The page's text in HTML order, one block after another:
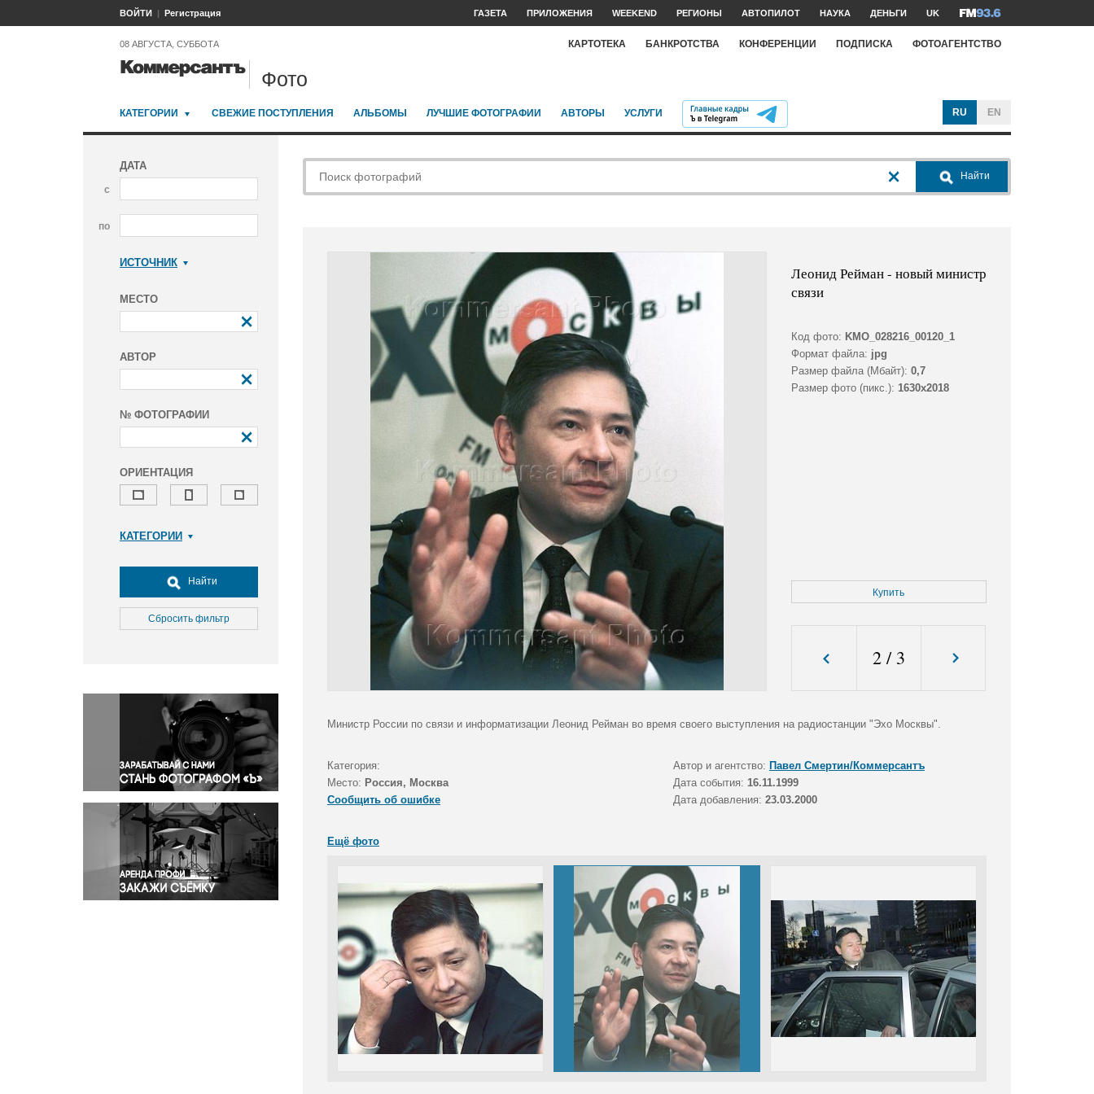
ВОЙТИ Регистрация ГАЗЕТА ПРИЛОЖЕНИЯ WEEKEND РЕГИОНЫ АВТОПИЛОТ НАУКА ДЕНЬГИ UK
08 АВГУСТА, СУББОТА КАРТОТЕКА БАНКРОТСТВА КОНФЕРЕНЦИИ ПОДПИСКА ФОТОАГЕНТСТВО
Фото
КАТЕГОРИИ СВЕЖИЕ ПОСТУПЛЕНИЯ АЛЬБОМЫ ЛУЧШИЕ ФОТОГРАФИИ АВТОРЫ УСЛУГИ RU EN
ДАТА
с
по
ИСТОЧНИК
МЕСТО
АВТОР
№ ФОТОГРАФИИ
ОРИЕНТАЦИЯ
КАТЕГОРИИ
Досуг, туризм и отдых
Культура
Медицина
Окружающая среда
Политика
Правосудие
Происшествия и конфликты
Религия
Светская жизнь
Спорт
Экология
Экономика и бизнес
Найти
Сбросить фильтр
Найти
Леонид Рейман - новый министр
связи
Код фото: KMO_028216_00120_1
Формат файла: jpg
Размер файла (Мбайт): 0,7
Размер фото (пикс.): 1630x2018
Купить
2/ 3
Министр России по связи и информатизации Леонид Рейман во время своего выступления на радиостанции "Эхо Москвы".
Категория: Автор и агентство: Павел Смертин/Коммерсантъ
Место: Россия, Москва Дата события: 16.11.1999
Сообщить об ошибке
Дата добавления: 23.03.2000
Ещё фото